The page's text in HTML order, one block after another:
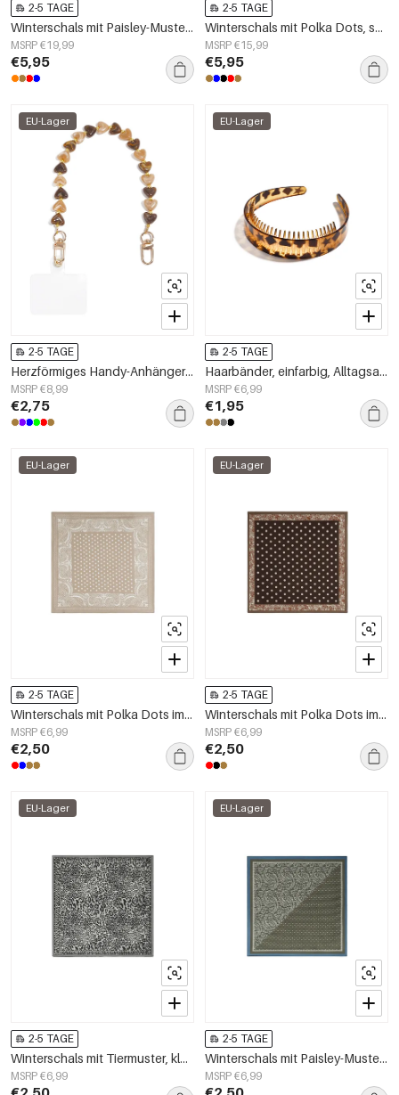
2-5 TAGE
Winterschals mit Paisley-Muster, klassisch aus Polyester, Alltagsaccessoires
MSRP €19,99
€5,95
2-5 TAGE
Winterschals mit Polka Dots, schlichtes Polyester, Alltagsaccessoires
MSRP €15,99
€5,95
EU-Lager
2-5 TAGE
Herzförmiges Handy-Anhänger-Accessoire aus Acryl, schlicht und alltagstauglich
MSRP €8,99
€2,75
EU-Lager
2-5 TAGE
Haarbänder, einfarbig, Alltagsaccessoires
MSRP €6,99
€1,95
EU-Lager
2-5 TAGE
Winterschals mit Polka Dots im Retro-Stil aus Kunstseide – Accessoires für jeden Tag
MSRP €6,99
€2,50
EU-Lager
2-5 TAGE
Winterschals mit Polka Dots im Retro-Stil aus Kunstseide – Accessoires für jeden Tag
MSRP €6,99
€2,50
EU-Lager
2-5 TAGE
Winterschals mit Tiermuster, klassische Kunstseide, Accessoires für jeden Tag
MSRP €6,99
EU-Lager
2-5 TAGE
Winterschals mit Paisley-Muster, Retro-Imitationsseide, Alltagsaccessoires
MSRP €6,99